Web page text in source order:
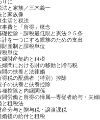
に
と家族／三木義一
家族像
活と税法
と「所得」概念
・課税最低限と憲法２５条
つにする親族のための支出
制と課税単位
位
産契約と租税
おける財の移動と贈与税
扶養と法律婚
配偶者（特別）控除
扶養と扶養控除
除と内縁関係
働と所得の帰属―専従者給与・夫婦
租税法
と贈与税・譲渡課税
の給付と租税